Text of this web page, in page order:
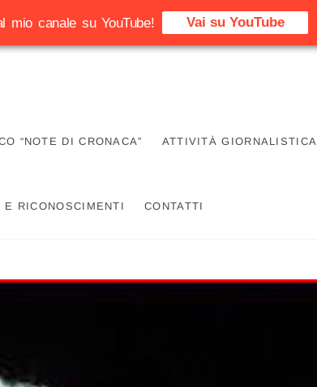
“NOTE DI CRONACA” ATTIVITÀ GIORNALISTICA
E RICONOSCIMENTI CONTATTI
mio canale su YouTube! Vai su YouTube